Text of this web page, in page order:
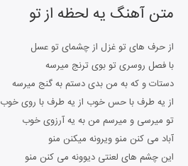
متن آهنگ یه لحظه از تو
از حرف های تو غزل از چشمای تو عسل
با فصل روسری تو بوی ترنج میرسه
دستات و که به من بدی دستم به گنج میرسه
از یه طرف با حس خوب از یه طرف با روی خوب
تو میرسی و میرسم من به یه آرزوی خوب
آباد می کنن منو ویرونه میکنن منو
این چشم های لعنتی دیوونه می کنن منو